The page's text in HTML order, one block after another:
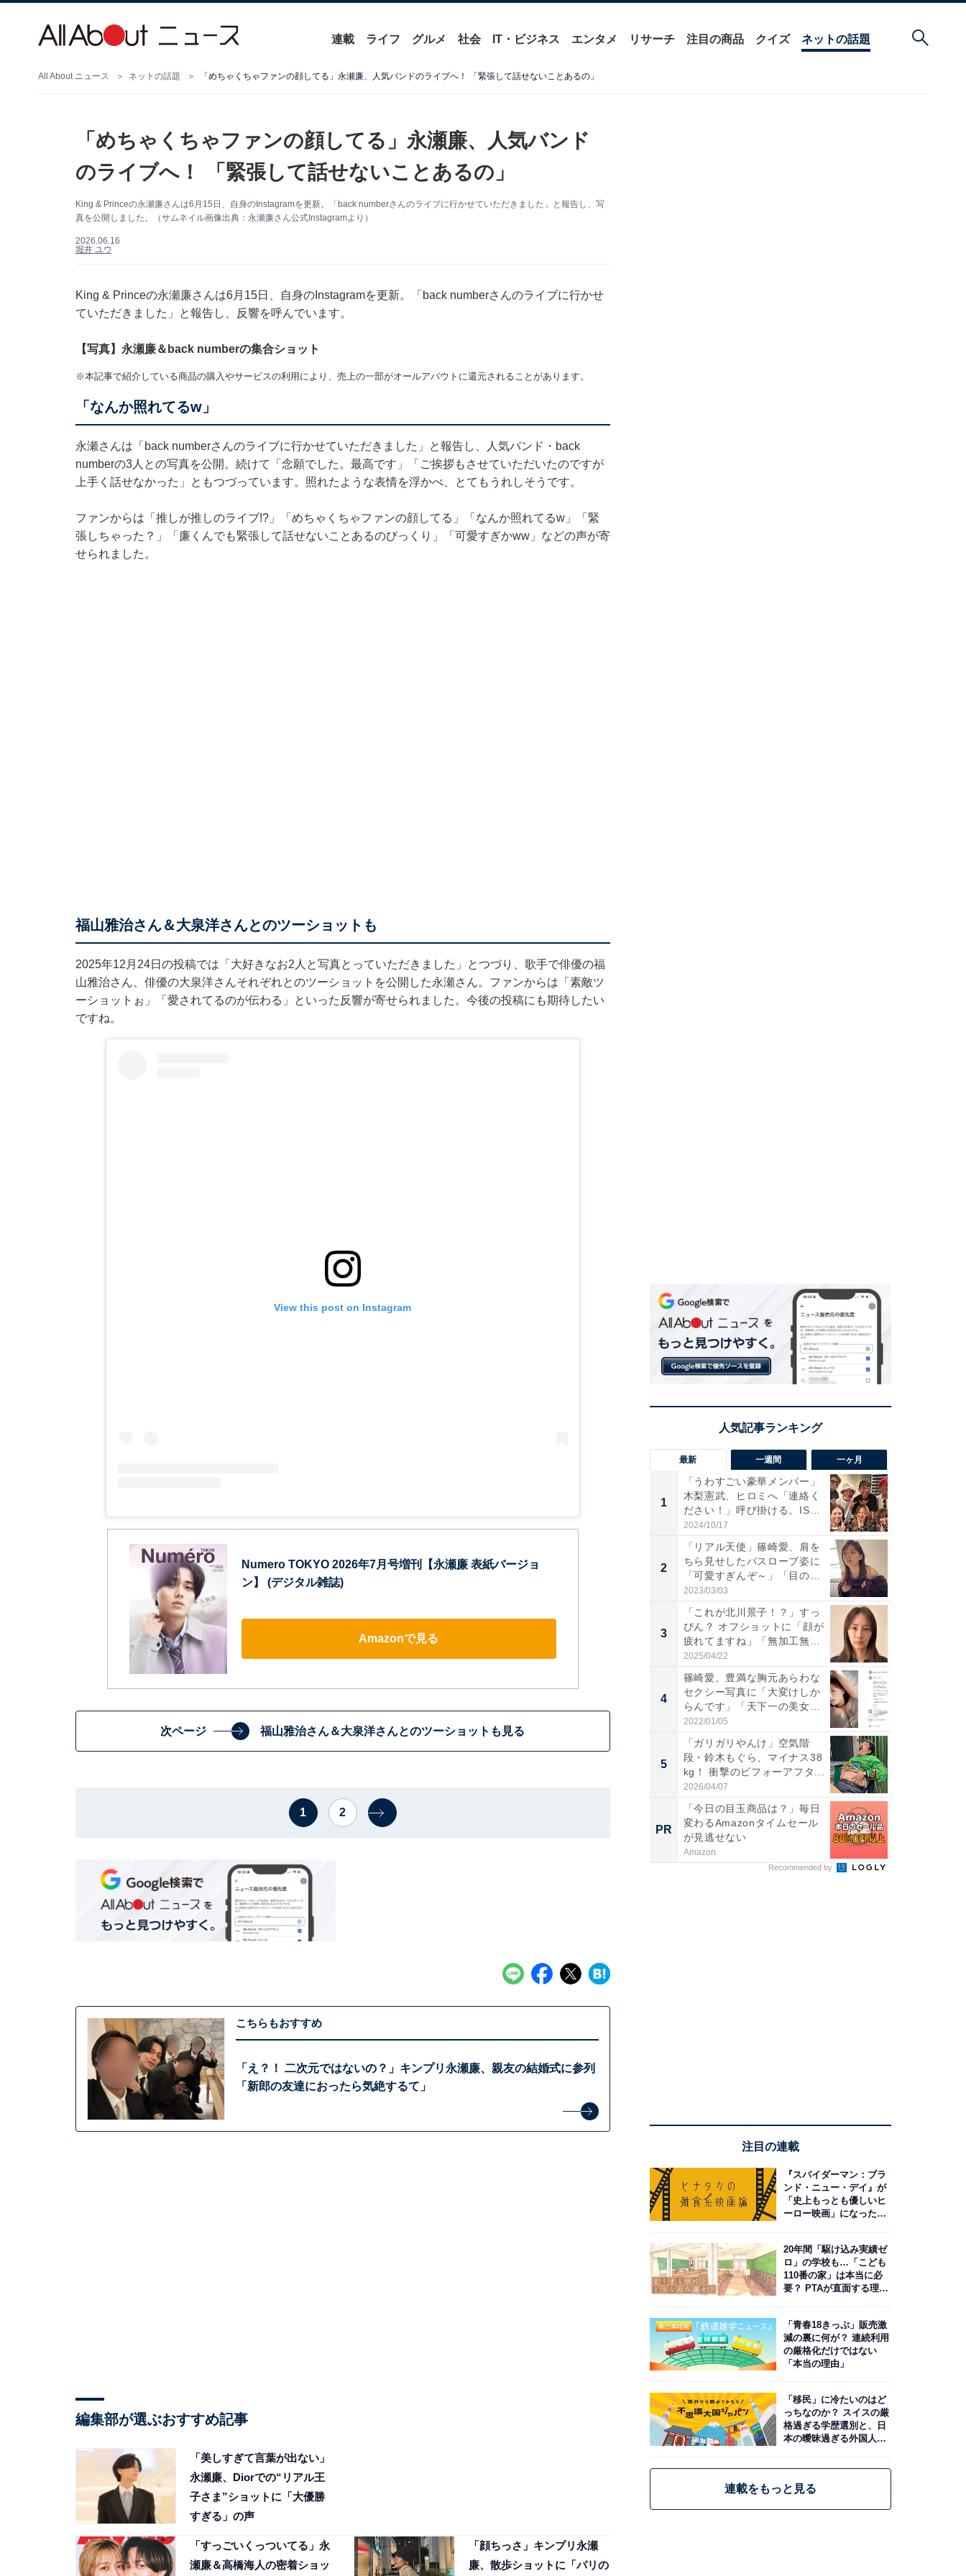
連載 ライフ グルメ 社会 IT・ビジネス エンタメ リサーチ 注目の商品 クイズ ネットの話題
All About ニュース ネットの話題 「めちゃくちゃファンの顔してる」永瀬廉、人気バンドのライブへ！ 「緊張して話せないことあるの」
「めちゃくちゃファンの顔してる」永瀬廉、人気バンド
のライブへ！ 「緊張して話せないことあるの」
King & Princeの永瀬廉さんは6月15日、自身のInstagramを更新。「back numberさんのライブに行かせていただきました」と報告し、写
真を公開しました。（サムネイル画像出典：永瀬廉さん公式Instagramより）
2026.06.16
堀井 ユウ
King & Princeの永瀬廉さんは6月15日、自身のInstagramを更新。「back numberさんのライブに行かせ
ていただきました」と報告し、反響を呼んでいます。
【写真】永瀬廉＆back numberの集合ショット
※本記事で紹介している商品の購入やサービスの利用により、売上の一部がオールアバウトに還元されることがあります。
「なんか照れてるw」
永瀬さんは「back numberさんのライブに行かせていただきました」と報告し、人気バンド・back
numberの3人との写真を公開。続けて「念願でした。最高です」「ご挨拶もさせていただいたのですが
上手く話せなかった」ともつづっています。照れたような表情を浮かべ、とてもうれしそうです。
ファンからは「推しが推しのライブ!?」「めちゃくちゃファンの顔してる」「なんか照れてるw」「緊
張しちゃった？」「廉くんでも緊張して話せないことあるのびっくり」「可愛すぎかww」などの声が寄
せられました。
福山雅治さん＆大泉洋さんとのツーショットも
2025年12月24日の投稿では「大好きなお2人と写真とっていただきました」とつづり、歌手で俳優の福
山雅治さん、俳優の大泉洋さんそれぞれとのツーショットを公開した永瀬さん。ファンからは「素敵ツ
ーショットぉ」「愛されてるのが伝わる」といった反響が寄せられました。今後の投稿にも期待したい
ですね。
View this post on Instagram
Numero TOKYO 2026年7月号増刊【永瀬廉 表紙バージョ
ン】 (デジタル雑誌)
Amazonで見る
次ページ 福山雅治さん＆大泉洋さんとのツーショットも見る
1 2
こちらもおすすめ
「え？！ 二次元ではないの？」キンプリ永瀬廉、親友の結婚式に参列
「新郎の友達におったら気絶するて」
編集部が選ぶおすすめ記事
「美しすぎて言葉が出ない」
永瀬廉、Diorでの“リアル王
子さま”ショットに「大優勝
すぎる」の声
「すっごいくっついてる」永
瀬廉＆高橋海人の密着ショッ
「顔ちっさ」キンプリ永瀬
廉、散歩ショットに「パリの
最新 一週間 一ヶ月
1
「うわすごい豪華メンバー」
木梨憲武、ヒロミへ「連絡く
ださい！」呼び掛ける。IS
S...
2024/10/17
2
「リアル天使」篠崎愛、肩を
ちら見せしたバスローブ姿に
「可愛すぎんぞ～」「目の表
情...
2023/03/03
3
「これが北川景子！？」すっ
ぴん？ オフショットに「顔が
疲れてますね」「無加工無
表...
2025/04/22
4
篠崎愛、豊満な胸元あらわな
セクシー写真に「大変けしか
らんです」「天下一の美女で
す...
2022/01/05
5
「ガリガリやんけ」空気階
段・鈴木もぐら、マイナス38
kg！ 衝撃のビフォーアフタ...
2026/04/07
PR
「今日の目玉商品は？」毎日
変わるAmazonタイムセール
が見逃せない
Amazon
Recommended by
注目の連載
『スパイダーマン：ブラ
ンド・ニュー・デイ』が
「史上もっとも優しいヒ
ーロー映画」になった理
20年間「駆け込み実績ゼ
ロ」の学校も…「こども
110番の家」は本当に必
要？ PTAが直面する理想
「青春18きっぷ」販売激
減の裏に何が？ 連続利用
の厳格化だけではない
「本当の理由」
「移民」に冷たいのはど
っちなのか？ スイスの厳
格過ぎる学歴選別と、日
本の曖昧過ぎる外国人政
連載をもっと見る